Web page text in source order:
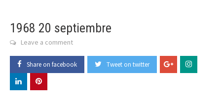
1968 20 septiembre
Leave a comment
Share on facebook Tweet on twitter